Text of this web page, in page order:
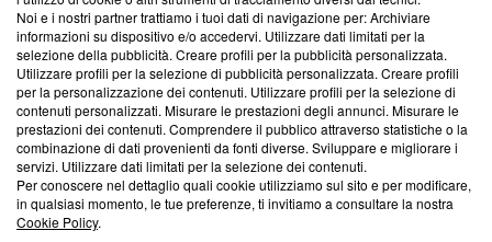
Corporate
Redazione
Informativa Privacy
Cookie Policy
Blasting SA, IDI CHE-247.845.224, Via Carlo Frasca, 3 - 6900
Lugano (Svizzera) Tel:+39 0690258937
© 2026 Blasting News
Noi e i nostri partner trattiamo i tuoi dati di navigazione per: Archiviare
informazioni su dispositivo e/o accedervi. Utilizzare dati limitati per la
selezione della pubblicità. Creare profili per la pubblicità personalizzata.
Utilizzare profili per la selezione di pubblicità personalizzata. Creare profili
per la personalizzazione dei contenuti. Utilizzare profili per la selezione di
contenuti personalizzati. Misurare le prestazioni degli annunci. Misurare le
prestazioni dei contenuti. Comprendere il pubblico attraverso statistiche o la
combinazione di dati provenienti da fonti diverse. Sviluppare e migliorare i
servizi. Utilizzare dati limitati per la selezione dei contenuti.
Per conoscere nel dettaglio quali cookie utilizziamo sul sito e per modificare,
in qualsiasi momento, le tue preferenze, ti invitiamo a consultare la nostra
Cookie Policy.